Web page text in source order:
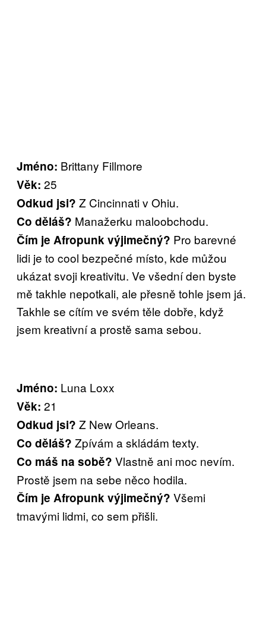
Jméno: Brittany Fillmore
Věk: 25
Odkud jsi? Z Cincinnati v Ohiu.
Co děláš? Manažerku maloobchodu.
Čím je Afropunk výjimečný? Pro barevné
lidi je to cool bezpečné místo, kde můžou
ukázat svoji kreativitu. Ve všední den byste
mě takhle nepotkali, ale přesně tohle jsem já.
Takhle se cítím ve svém těle dobře, když
jsem kreativní a prostě sama sebou.
Jméno: Luna Loxx
Věk: 21
Odkud jsi? Z New Orleans.
Co děláš? Zpívám a skládám texty.
Co máš na sobě? Vlastně ani moc nevím.
Prostě jsem na sebe něco hodila.
Čím je Afropunk výjimečný? Všemi
tmavými lidmi, co sem přišli.